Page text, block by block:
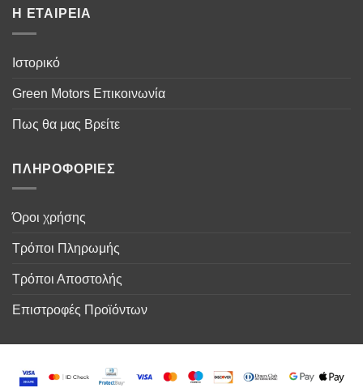
Η ΕΤΑΙΡΕΙΑ
Ιστορικό
Green Motors Επικοινωνία
Πως θα μας Βρείτε
ΠΛΗΡΟΦΟΡΙΕΣ
Όροι χρήσης
Τρόποι Πληρωμής
Τρόποι Αποστολής
Επιστροφές Προϊόντων